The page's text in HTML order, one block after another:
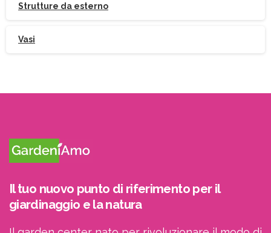
Strutture da esterno
Vasi
Il tuo nuovo punto di riferimento per il
giardinaggio e la natura